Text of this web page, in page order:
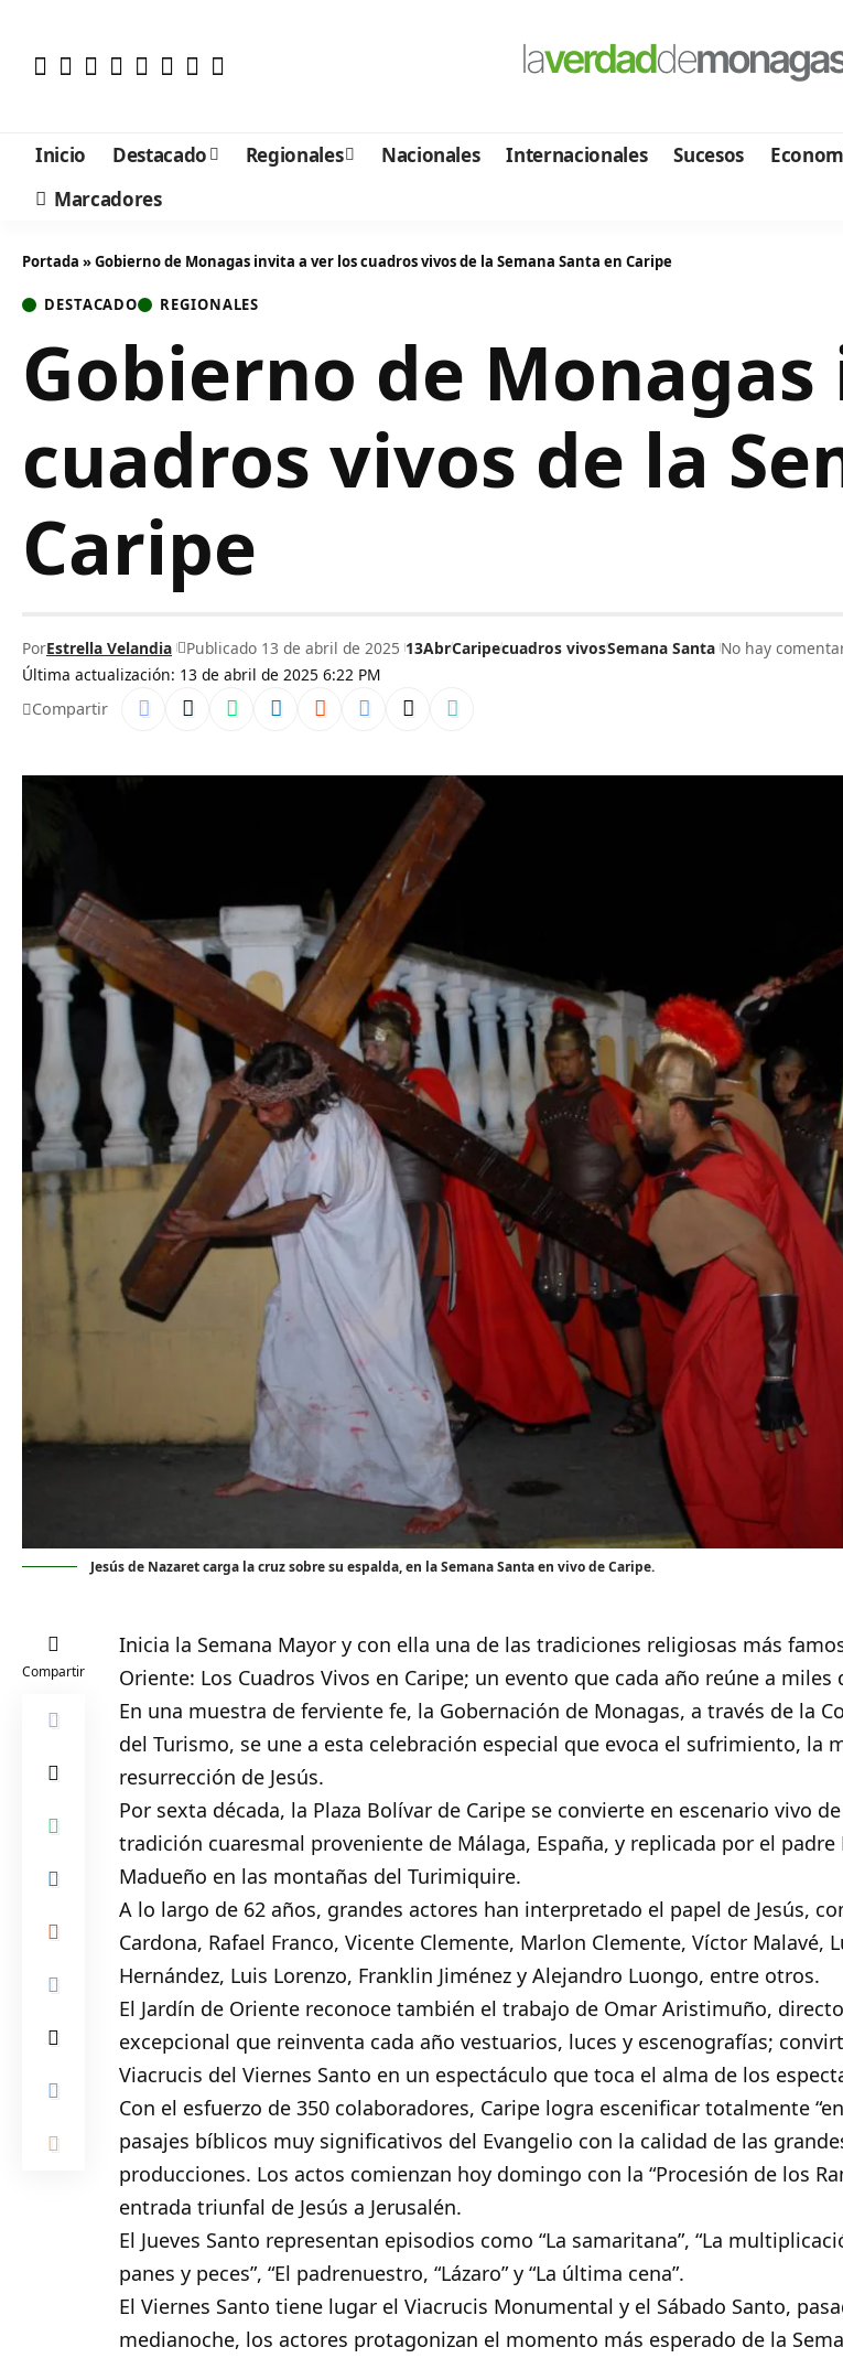
Inicio Destacado Regionales Nacionales Internacionales Sucesos
Marcadores
Portada »Gobierno de Monagas invita a ver los cuadros vivos de la Semana Santa en Caripe
DESTACADO REGIONALES
Gobierno de
cuadros vivos de la
Caripe
Última actualización: 13 de abril de 2025 6:22 PM
PorEstrella Velandia Publicado 13 de abril de 2025 13AbrCaripecuadros vivosSemana Santa No hay
Compartir
Jesús de Nazaret carga la cruz sobre su espalda, en la Semana Santa en vivo de Caripe.
Compartir
Inicia la Semana Mayor y con ella una de las tradiciones religiosas más
Oriente: Los Cuadros Vivos en Caripe; un evento que cada año reúne a miles
En una muestra de ferviente fe, la Gobernación de Monagas, a través de la
del Turismo, se une a esta celebración especial que evoca el sufrimiento, la
resurrección de Jesús.
Por sexta década, la Plaza Bolívar de Caripe se convierte en escenario vivo
tradición cuaresmal proveniente de Málaga, España, y replicada por el padre
Madueño en las montañas del Turimiquire.
A lo largo de 62 años, grandes actores han interpretado el papel de Jesús,
Cardona, Rafael Franco, Vicente Clemente, Marlon Clemente, Víctor Malavé,
Hernández, Luis Lorenzo, Franklin Jiménez y Alejandro Luongo, entre otros.
El Jardín de Oriente reconoce también el trabajo de Omar Aristimuño,
excepcional que reinventa cada año vestuarios, luces y escenografías;
Viacrucis del Viernes Santo en un espectáculo que toca el alma de los
Con el esfuerzo de 350 colaboradores, Caripe logra escenificar totalmente
pasajes bíblicos muy significativos del Evangelio con la calidad de las
producciones. Los actos comienzan hoy domingo con la “Procesión de los
entrada triunfal de Jesús a Jerusalén.
El Jueves Santo representan episodios como “La samaritana”, “La
panes y peces”, “El padrenuestro, “Lázaro” y “La última cena”.
El Viernes Santo tiene lugar el Viacrucis Monumental y el Sábado Santo,
medianoche, los actores protagonizan el momento más esperado de la